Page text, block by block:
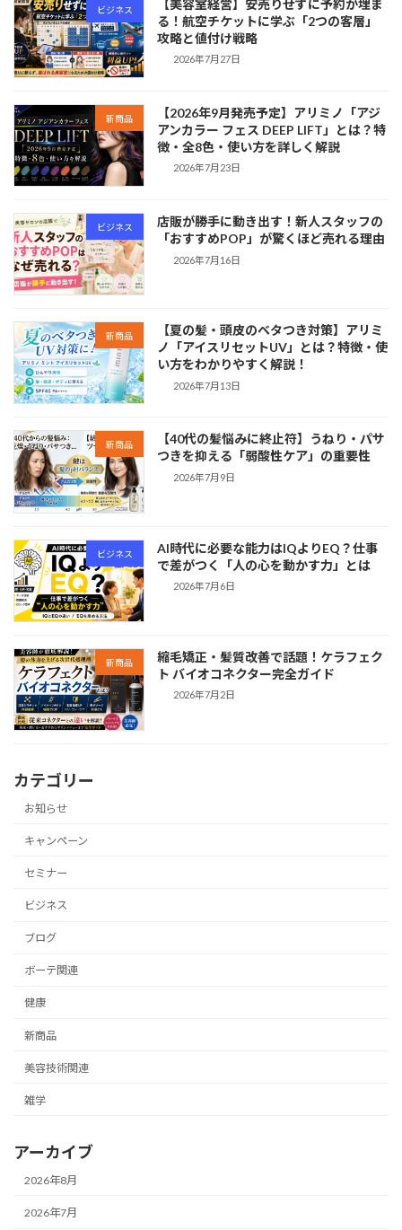
ビジネス
【美容室経営】安売りせずに予約が埋ま
る！航空チケットに学ぶ「2つの客層」
攻略と値付け戦略
2026年7月27日
新商品
【2026年9月発売予定】アリミノ「アジ
アンカラー フェス DEEP LIFT」とは？特
徴・全8色・使い方を詳しく解説
2026年7月23日
ビジネス
店販が勝手に動き出す！新人スタッフの
「おすすめPOP」が驚くほど売れる理由
2026年7月16日
新商品
【夏の髪・頭皮のベタつき対策】アリミ
ノ「アイスリセットUV」とは？特徴・使
い方をわかりやすく解説！
2026年7月13日
新商品
【40代の髪悩みに終止符】うねり・パサ
つきを抑える「弱酸性ケア」の重要性
2026年7月9日
ビジネス
AI時代に必要な能力はIQよりEQ？仕事
で差がつく「人の心を動かす力」とは
2026年7月6日
新商品
縮毛矯正・髪質改善で話題！ケラフェク
ト バイオコネクター完全ガイド
2026年7月2日
カテゴリー
お知らせ
キャンペーン
セミナー
ビジネス
ブログ
ボーテ関連
健康
新商品
美容技術関連
雑学
アーカイブ
2026年8月
2026年7月